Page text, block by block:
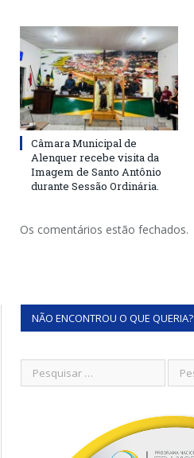
Câmara Municipal de
Alenquer recebe visita da
Imagem de Santo Antônio
durante Sessão Ordinária.
Os comentários estão fechados.
NÃO ENCONTROU O QUE QUERIA?